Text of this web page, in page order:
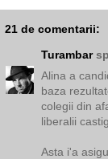
21 de comentarii:
Turambar
Alina a
baza
colegii din
liberalii
Asta i'a